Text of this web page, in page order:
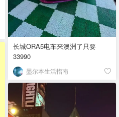
长城ORA5电车来澳洲了只要
33990
墨尔本生活指南